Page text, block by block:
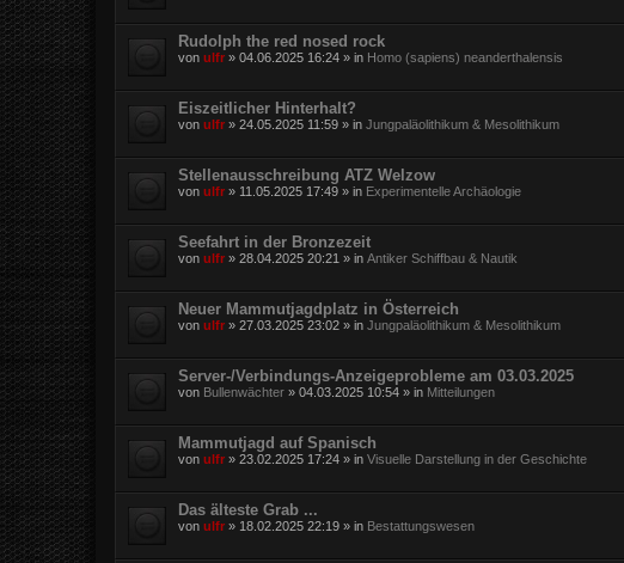
Rudolph the red nosed rock
von ulfr » 04.06.2025 16:24 » in Homo (sapiens) neanderthalensis
Eiszeitlicher Hinterhalt?
von ulfr » 24.05.2025 11:59 » in Jungpaläolithikum & Mesolithikum
Stellenausschreibung ATZ Welzow
von ulfr » 11.05.2025 17:49 » in Experimentelle Archäologie
Seefahrt in der Bronzezeit
von ulfr » 28.04.2025 20:21 » in Antiker Schiffbau & Nautik
Neuer Mammutjagdplatz in Österreich
von ulfr » 27.03.2025 23:02 » in Jungpaläolithikum & Mesolithikum
Server-/Verbindungs-Anzeigeprobleme am 03.03.2025
von Bullenwächter » 04.03.2025 10:54 » in Mitteilungen
Mammutjagd auf Spanisch
von ulfr » 23.02.2025 17:24 » in Visuelle Darstellung in der Geschichte
Das älteste Grab ...
von ulfr » 18.02.2025 22:19 » in Bestattungswesen